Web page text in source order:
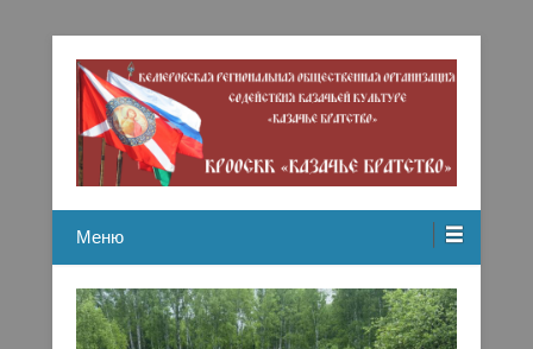
Казачье братство
Меню